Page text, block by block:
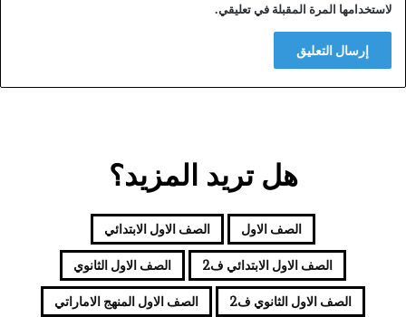
لاستخدامها المرة المقبلة في تعليقي.
هل تريد المزيد؟
الصف الاول الصف الاول الابتدائي
الصف الاول الابتدائي ف2 الصف الاول الثانوي
الصف الاول الثانوي ف2 الصف الاول المنهج الاماراتي